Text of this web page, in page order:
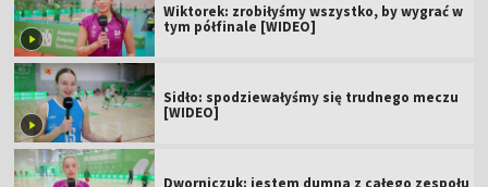
Wiktorek: zrobiłyśmy wszystko, by wygrać w
tym półfinale [WIDEO]
Sidło: spodziewałyśmy się trudnego meczu
[WIDEO]
Dworniczuk: jestem dumna z całego zespołu